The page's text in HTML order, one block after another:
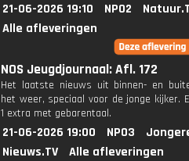
21-06-2026 19:10 NPO2
Alle afleveringen
NOS Jeugdjournaal: Afl. 172
Het laatste nieuws uit binnen- en
het weer, speciaal voor de jonge kijker.
1 extra met gebarentaal.
21-06-2026 19:00 NPO3
Nieuws.TV
Alle afleveringen